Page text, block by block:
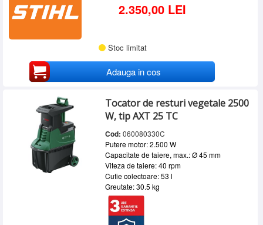
2.350,00 LEI
Stoc limitat
Adauga in cos
Tocator de resturi vegetale 2500
W, tip AXT 25 TC
Cod: 060080330C
Putere motor: 2.500 W
Capacitate de taiere, max.: Ø 45 mm
Viteza de taiere: 40 rpm
Cutie colectoare: 53 l
Greutate: 30.5 kg